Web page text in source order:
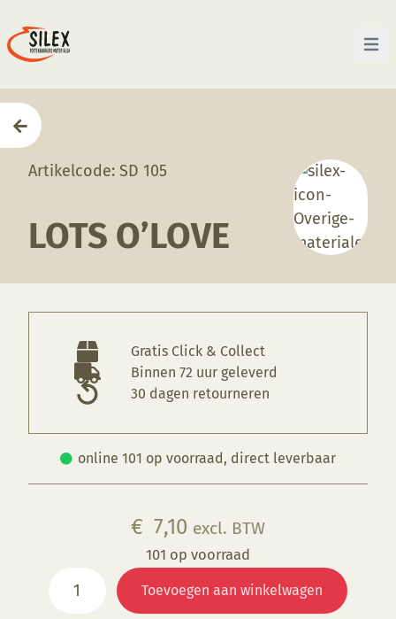
Open
Artikelcode: SD 105
LOTS O’LOVE
Gratis Click & Collect
Binnen 72 uur geleverd
30 dagen retourneren
online 101 op voorraad, direct leverbaar
€ 7,10 excl. BTW
101 op voorraad
O'Love
Toevoegen aan winkelwagen